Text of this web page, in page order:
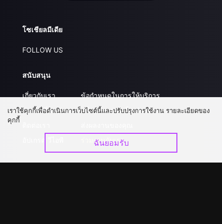
โซเชียลมีเดีย
FOLLOW US
สนับสนุน
เกี่ยวกับเรา
คำถามที่พบบ่อย
ข้อกำหนดในการให้บริการ
นโยบายความเป็นส่วนตัว
ร่วมงานกับเรา
เราใช้คุกกี้เพื่อดำเนินการเว็บไซต์นี้และปรับปรุงการใช้งาน รายละเอียดของ
คุกกี้
ฉันยอมรับ